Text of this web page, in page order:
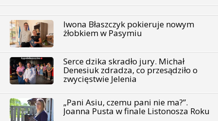
Iwona Błaszczyk pokieruje nowym
żłobkiem w Pasymiu
Serce dzika skradło jury. Michał
Denesiuk zdradza, co przesądziło o
zwycięstwie Jelenia
„Pani Asiu, czemu pani nie ma?”.
Joanna Pusta w finale Listonosza Roku